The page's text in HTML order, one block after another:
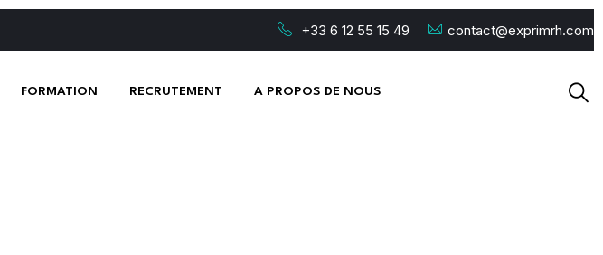
+33 6 12 55 15 49 contact@exprimrh.com
FORMATION RECRUTEMENT A PROPOS DE NOUS